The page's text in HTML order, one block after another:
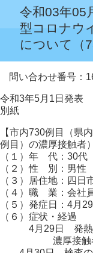
令和03年
型コロナウ
について（
問い合わせ番号：
令和3年5月1日発表
別紙
【市内730例目（県
例目）の濃厚接触者）
（１）年 代：30代
（２）性 別：男性
（３）居住地：四日
（４）職 業：会社
（５）発症日：4月29
（６）症状・経過
4月29日 発熱、
濃厚接触者と